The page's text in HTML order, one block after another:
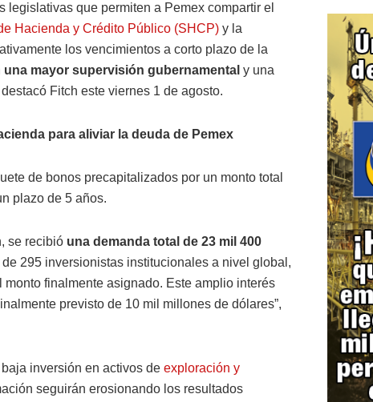
legislativas que permiten a Pemex compartir el
Hacienda y Crédito Público (SHCP) y la
los vencimientos a corto plazo de la
una mayor supervisión gubernamental y una
Fitch este viernes 1 de agosto.
para aliviar la deuda de Pemex
de bonos precapitalizados por un monto total
plazo de 5 años.
se recibió una demanda total de 23 mil 400
de 295 inversionistas institucionales a nivel global,
monto finalmente asignado. Este amplio interés
previsto de 10 mil millones de dólares”,
inversión en activos de exploración y
seguirán erosionando los resultados